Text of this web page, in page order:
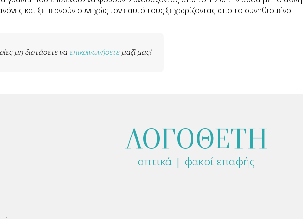
και ξεπερνούν συνεχώς τον εαυτό τους ξεχωρίζοντας απο το συνηθισμένο.
μη διστάσετε να επικοινωνήσετεμαζί μας!
ΛΟΓΟΘΕΤΗ
οπτικά | φακοί επαφής